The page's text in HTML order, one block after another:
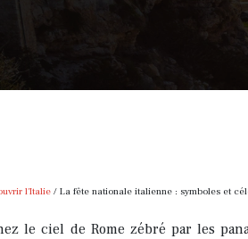
l'Italie / La fête nationale italienne : symboles et
le ciel de Rome zébré par les